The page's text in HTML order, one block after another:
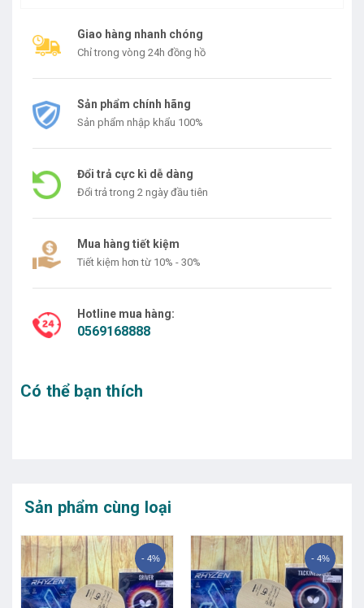
Giao hàng nhanh chóng
Chỉ trong vòng 24h đồng hồ
Sản phẩm chính hãng
Sản phẩm nhập khẩu 100%
Đổi trả cực kì dễ dàng
Đổi trả trong 2 ngày đầu tiên
Mua hàng tiết kiệm
Tiết kiệm hơn từ 10% - 30%
Hotline mua hàng:
0569168888
Có thể bạn thích
Sản phẩm cùng loại
- 4% - 4%